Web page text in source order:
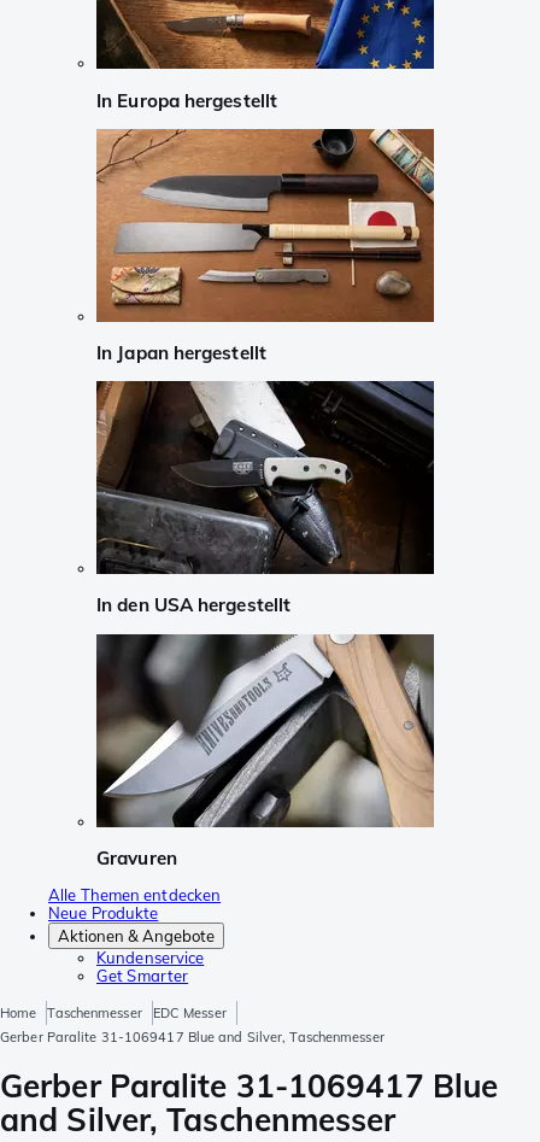
In Europa hergestellt
In Japan hergestellt
In den USA hergestellt
Gravuren
Alle Themen entdecken
Neue Produkte
Aktionen & Angebote
Kundenservice
Get Smarter
Home Taschenmesser
EDC Messer
Gerber Paralite 31-1069417 Blue and Silver, Taschenmesser
Gerber Paralite 31-1069417 Blue
and Silver, Taschenmesser